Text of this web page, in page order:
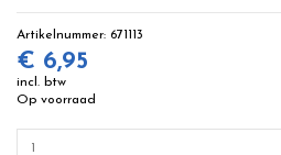
Artikelnummer: 671113
€ 6,95
incl. btw
Op voorraad